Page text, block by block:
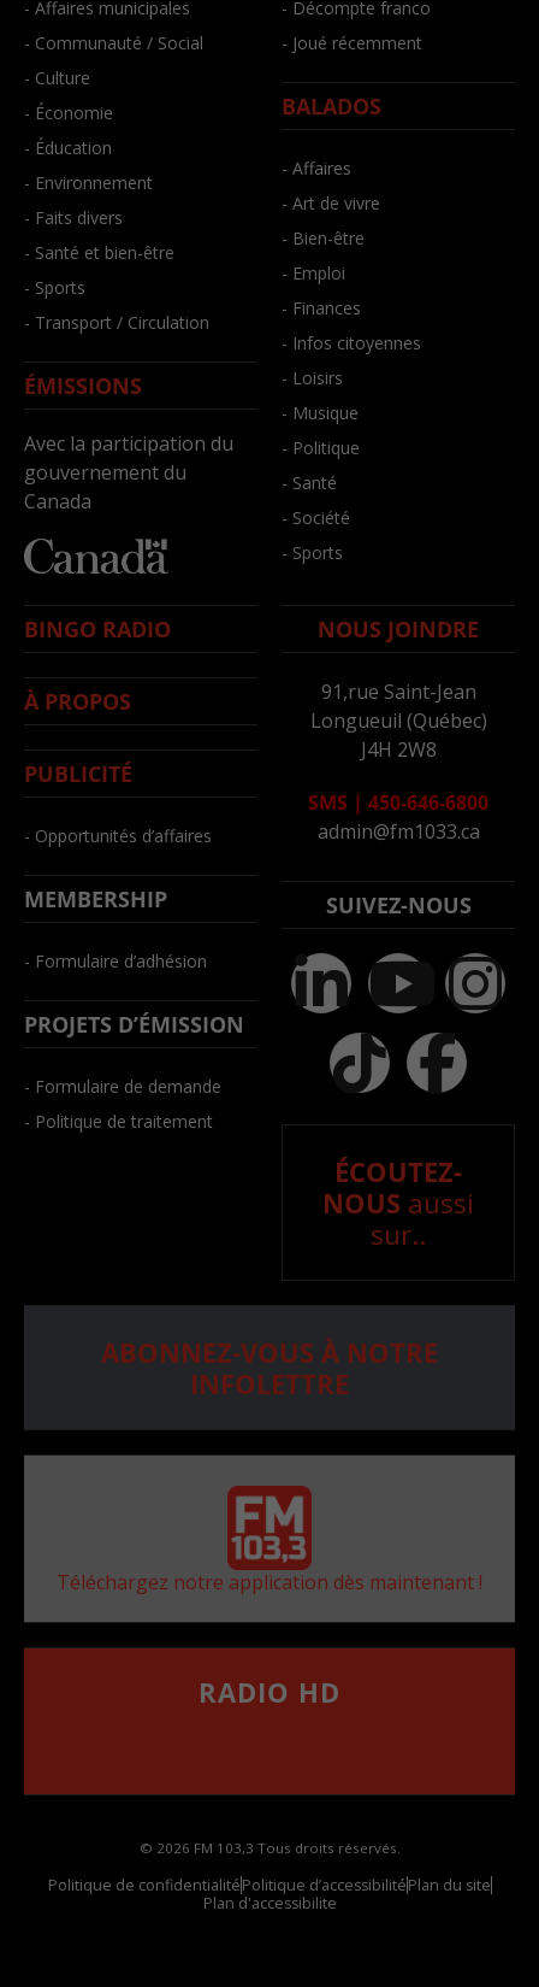
- Affaires municipales
- Communauté / Social
- Culture
- Économie
- Éducation
- Environnement
- Faits divers
- Santé et bien-être
- Sports
- Transport / Circulation
ÉMISSIONS
Avec la participation du
gouvernement du
Canada
- Décompte franco
- Joué récemment
BALADOS
- Affaires
- Art de vivre
- Bien-être
- Emploi
- Finances
- Infos citoyennes
- Loisirs
- Musique
- Politique
- Santé
- Société
- Sports
BINGO RADIO
À PROPOS
PUBLICITÉ
- Opportunités d’affaires
MEMBERSHIP
- Formulaire d’adhésion
PROJETS D’ÉMISSION
- Formulaire de demande
- Politique de traitement
NOUS JOINDRE
91,rue Saint-Jean
Longueuil (Québec)
J4H 2W8
SMS | 450-646-6800
admin@fm1033.ca
SUIVEZ-NOUS
ÉCOUTEZ-
NOUS aussi
sur..
ABONNEZ-VOUS À NOTRE
INFOLETTRE
Téléchargez notre application dès maintenant !
RADIO HD
© 2026 FM 103,3 Tous droits réservés.
Politique de confidentialitéPolitique d’accessibilitéPlan du site
Plan d'accessibilite